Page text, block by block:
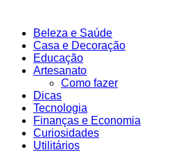
Beleza e Saúde
Casa e Decoração
Educação
Artesanato
Como fazer
Dicas
Tecnologia
Finanças e Economia
Curiosidades
Utilitários